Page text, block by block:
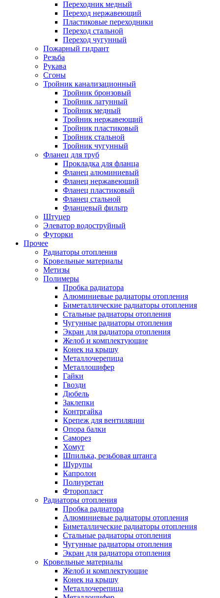
Переходник медный
Переход нержавеющий
Пластиковые переходники
Переход стальной
Переход чугунный
Пожарный гидрант
Резьба
Рукава
Сгоны
Тройник канализационный
Тройник бронзовый
Тройник латунный
Тройник медный
Тройник нержавеющий
Тройник пластиковый
Тройник стальной
Тройник чугунный
Фланец для труб
Прокладка для фланца
Фланец алюминиевый
Фланец нержавеющий
Фланец пластиковый
Фланец стальной
Фланцевый фильтр
Штуцер
Элеватор водоструйный
Футорки
Прочее
Радиаторы отопления
Кровельные материалы
Метизы
Полимеры
Пробка радиатора
Алюминиевые радиаторы отопления
Биметаллические радиаторы отопления
Стальные радиаторы отопления
Чугунные радиаторы отопления
Экран для радиатора отопления
Желоб и комплектующие
Конек на крышу
Металлочерепица
Металлошифер
Гайки
Гвозди
Дюбель
Заклепки
Контргайка
Крепеж для вентиляции
Опора балки
Саморез
Хомут
Шпилька, резьбовая штанга
Шурупы
Капролон
Полиуретан
Фторопласт
Радиаторы отопления
Пробка радиатора
Алюминиевые радиаторы отопления
Биметаллические радиаторы отопления
Стальные радиаторы отопления
Чугунные радиаторы отопления
Экран для радиатора отопления
Кровельные материалы
Желоб и комплектующие
Конек на крышу
Металлочерепица